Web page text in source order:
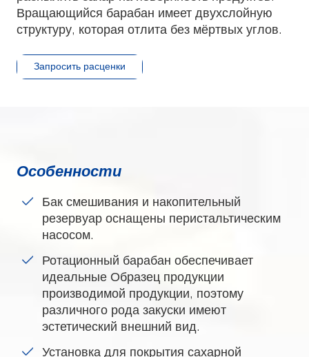
Вращающийся барабан имеет двухслойную
структуру, которая отлита без мёртвых углов.
Запросить расценки
Особенности
Бак смешивания и накопительный
резервуар оснащены перистальтическим
насосом.
Ротационный барабан обеспечивает
идеальные Образец продукции
производимой продукции, поэтому
различного рода закуски имеют
эстетический внешний вид.
Установка для покрытия сахарной